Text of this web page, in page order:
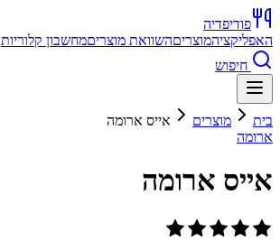
פודיפדיה
האפליקציהמוצריםהשוואת מוצריםמחשבון קלוריות
חיפוש
בית מוצרים
אייס ארומה
ארומה
אייס ארומה